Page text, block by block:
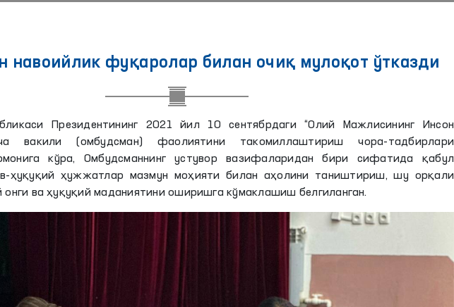
навоийлик фуқаролар билан очиқ мулоқот ўтказди
Президентининг 2021 йил 10 сентябрдаги “Олий Мажлисининг Инсон
вакили (омбудсман) фаолиятини такомиллаштириш чора-тадбирлари
кўра, Омбудсманнинг устувор вазифаларидан бири сифатида қабул
ҳуқуқий ҳужжатлар мазмун моҳияти билан аҳолини таништириш, шу орқали
онги ва ҳуқуқий маданиятини оширишга кўмаклашиш белгиланган.